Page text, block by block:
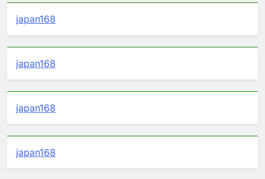
japan168
japan168
japan168
japan168